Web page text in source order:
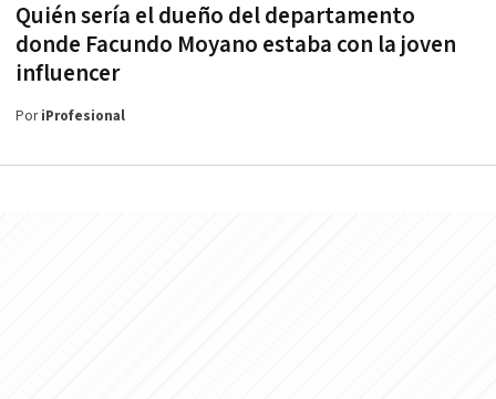
Quién sería el dueño del departamento
donde Facundo Moyano estaba con la joven
influencer
PoriProfesional